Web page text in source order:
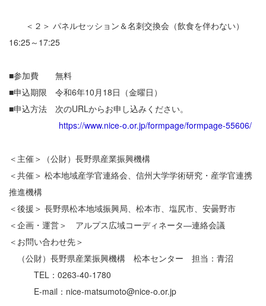
＜２＞ パネルセッション＆名刺交換会（飲食を伴わない）
16:25～17:25
■参加費 無料
■申込期限 令和6年10月18日（金曜日）
■申込方法 次のURLからお申し込みください。
https://www.nice-o.or.jp/formpage/formpage-55606/
＜主催＞（公財）長野県産業振興機構
＜共催＞ 松本地域産学官連絡会、信州大学学術研究・産学官連携
推進機構
＜後援＞ 長野県松本地域振興局、松本市、塩尻市、安曇野市
＜企画・運営＞ アルプス広域コーディネータ―連絡会議
＜お問い合わせ先＞
（公財）長野県産業振興機構 松本センター 担当：青沼
TEL：0263-40-1780
E-mail：nice-matsumoto@nice-o.or.jp